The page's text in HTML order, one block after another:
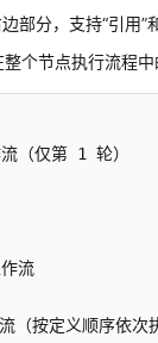
部分，支持“引用”
个节点执行流程中
（仅第 1 轮）
流
按定义顺序依次